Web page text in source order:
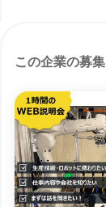
この企業の募集